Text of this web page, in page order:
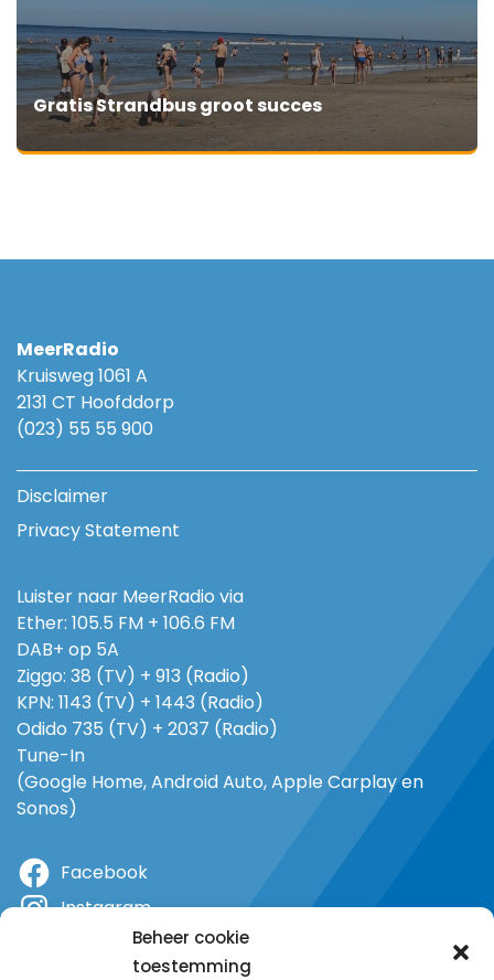
Beheer cookie
toestemming
Gratis Strandbus groot succes
MeerRadio
Kruisweg 1061 A
2131 CT Hoofddorp
(023) 55 55 900
Disclaimer
Privacy Statement
Luister naar MeerRadio via
Ether: 105.5 FM + 106.6 FM
DAB+ op 5A
Ziggo: 38 (TV) + 913 (Radio)
KPN: 1143 (TV) + 1443 (Radio)
Odido 735 (TV) + 2037 (Radio)
Tune-In
(Google Home, Android Auto, Apple Carplay en
Sonos)
Facebook
Instagram